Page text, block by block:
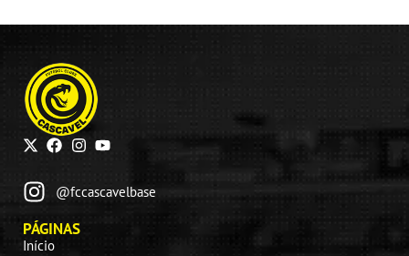
@fccascavelbase
PÁGINAS
Início